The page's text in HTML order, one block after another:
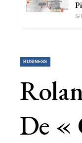
BUSINESS
De «